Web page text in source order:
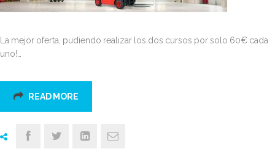
La mejor oferta, pudiendo realizar los dos cursos por solo 60€ cada
uno!…
READ MORE